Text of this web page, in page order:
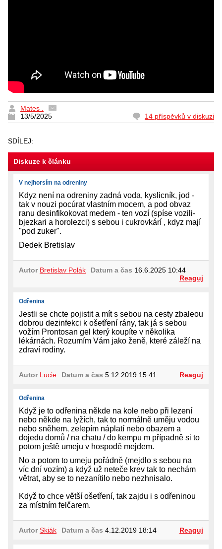
Mates .
13/5/2025
14 příspěvků v diskuzi
SDÍLEJ:
Diskuze k článku
V nejhorsím na odreniny
Kdyz není na odreniny zadná voda, kyslicník, jod -
tak v nouzi pocúrat vlastním mocem, a pod obvaz
ranu desinfikokovat medem - ten vozí (spíse vozili-
bjezkari a horolezci) s sebou i cukrovkárí , kdyz mají
"pod zuker".
Dedek Bretislav
Autor Bretislav Polák Datum a čas 16.6.2025 10:44
Reaguj
Odřenina
Jestli se chcte pojistit a mít s sebou na cesty zbaleou
dobrou dezinfekci k ošetření rány, tak já s sebou
vožím Prontosan gel který koupíte v několika
lékárnách. Rozumím Vám jako ženě, které záleží na
zdraví rodiny.
Autor Lucie Datum a čas 5.12.2019 15:41 Reaguj
Odřenina
Když je to odřenina někde na kole nebo při lezení
nebo někde na lyžích, tak to normálně uměju vodou
nebo sněhem, zelepím náplatí nebo obazem a
dojedu domů / na chatu / do kempu m případně si to
potom ještě umeju v hospodě mejdem.
No a potom to umeju pořádně (mejdlo s sebou na
víc dní vozím) a když už neteče krev tak to nechám
větrat, aby se to nezanítilo nebo nezhnisalo.
Když to chce větší ošetření, tak zajdu i s odřeninou
za místním felčarem.
Autor Skiák Datum a čas 4.12.2019 18:14 Reaguj